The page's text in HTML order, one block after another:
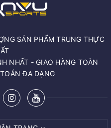
SẢN PHẨM TRUNG THỰC
NHẤT - GIAO HÀNG TOÀN
ĐA DẠNG